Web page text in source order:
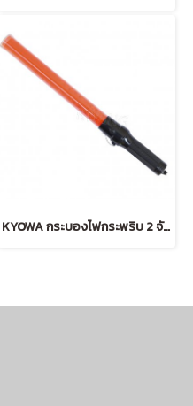
KYOWA กระบองไฟกระพริบ 2 จังหวะ (RED)